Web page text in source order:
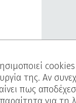
της. Αν
πως